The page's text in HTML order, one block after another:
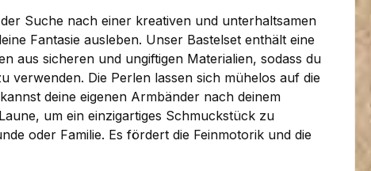
Suche nach einer kreativen und unterhaltsamen
Fantasie ausleben. Unser Bastelset enthält eine
aus sicheren und ungiftigen Materialien, sodass du
verwenden. Die Perlen lassen sich mühelos auf die
deine eigenen Armbänder nach deinem
um ein einzigartiges Schmuckstück zu
oder Familie. Es fördert die Feinmotorik und die